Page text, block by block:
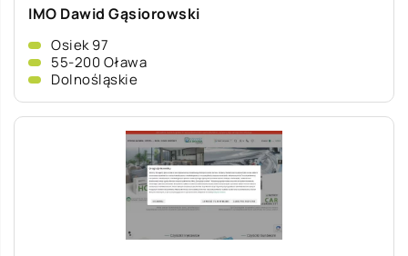
IMO Dawid Gąsiorowski
Osiek 97
55-200 Oława
Dolnośląskie